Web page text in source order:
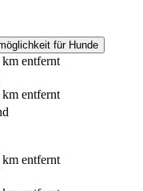
für Hunde
km entfernt
km entfernt
km entfernt